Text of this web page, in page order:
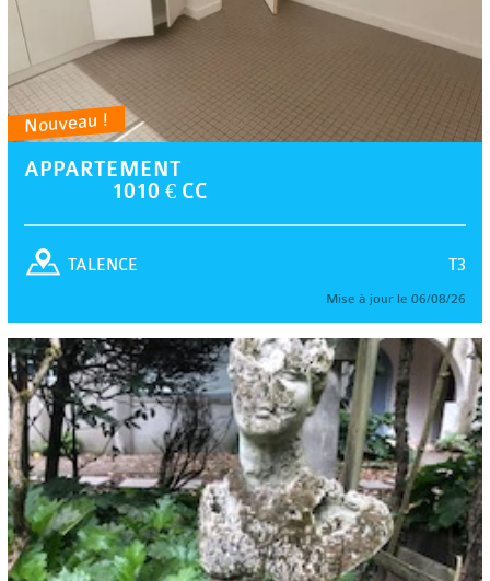
Nouveau !
APPARTEMENT
1010 € CC
T3
TALENCE
Mise à jour le 06/08/26